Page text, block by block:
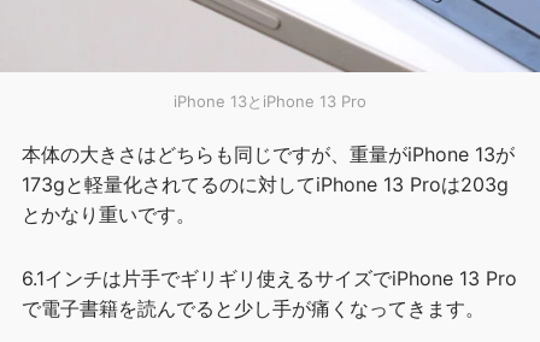
iPhone 13とiPhone 13 Pro
本体の大きさはどちらも同じですが、重量がiPhone 13が
173gと軽量化されてるのに対してiPhone 13 Proは203g
とかなり重いです。
6.1インチは片手でギリギリ使えるサイズでiPhone 13 Pro
で電子書籍を読んでると少し手が痛くなってきます。